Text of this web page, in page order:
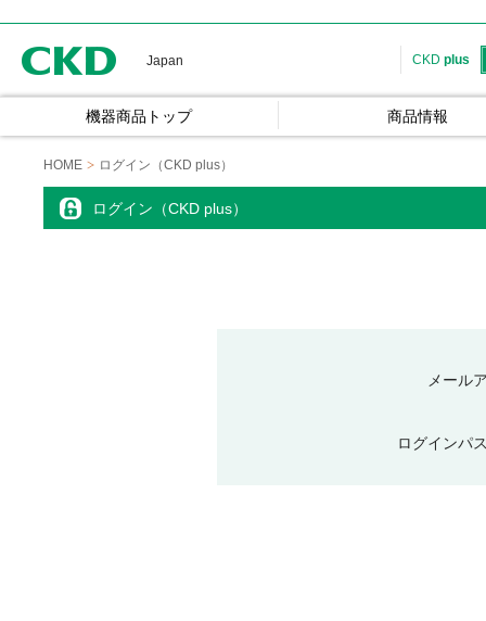
Japan CKD plus
機器商品トップ 商品情報
HOME ログイン（CKD plus）
ログイン（CKD plus）
メール
ログインパ